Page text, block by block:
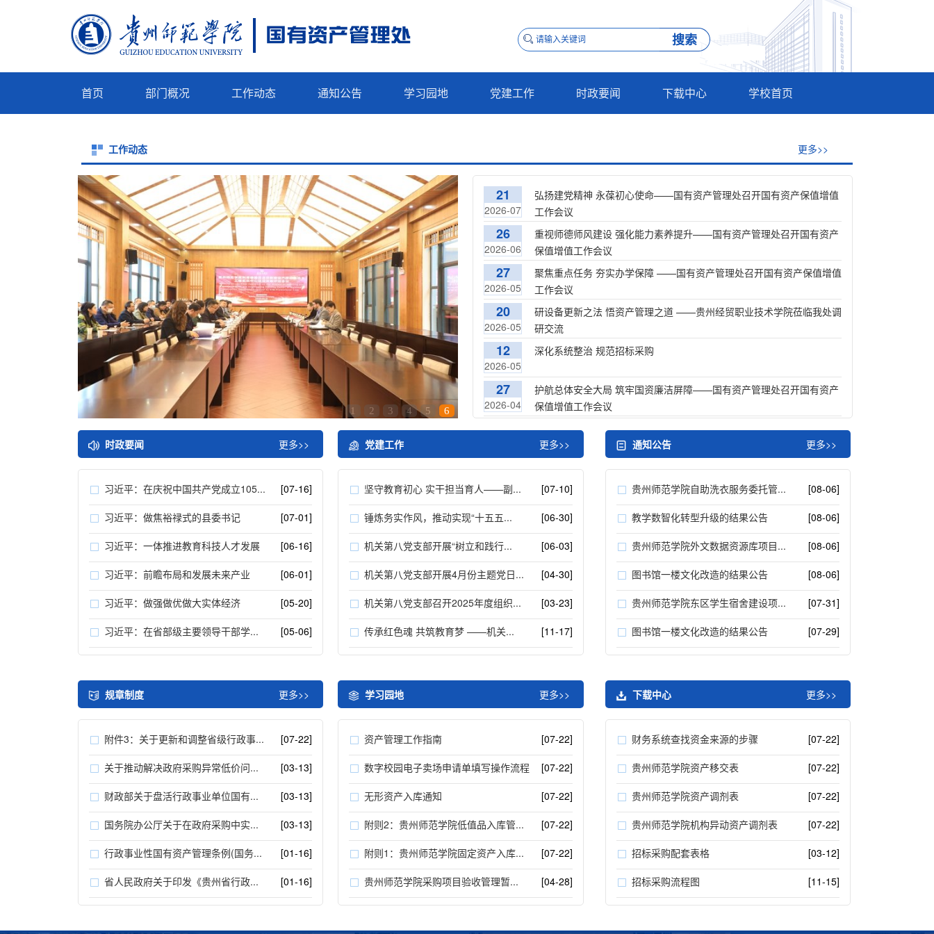
首页 部门概况 工作动态 通知公告 学习园地 党建工作 时政要闻 下载中心 学校首页
工作动态 更多>>
1 2 3 4 5 6
21
2026-07
弘扬建党精神 永葆初心使命——国有资产管理处召开国有资产保值增值
工作会议
26
2026-06
重视师德师风建设 强化能力素养提升——国有资产管理处召开国有资产
保值增值工作会议
27
2026-05
聚焦重点任务 夯实办学保障 ——国有资产管理处召开国有资产保值增值
工作会议
20
2026-05
研设备更新之法 悟资产管理之道 ——贵州经贸职业技术学院莅临我处调
研交流
12
2026-05
深化系统整治 规范招标采购
27
2026-04
护航总体安全大局 筑牢国资廉洁屏障——国有资产管理处召开国有资产
保值增值工作会议
时政要闻 更多>>
习近平：在庆祝中国共产党成立105... [07-16]
习近平：做焦裕禄式的县委书记 [07-01]
习近平：一体推进教育科技人才发展 [06-16]
习近平：前瞻布局和发展未来产业 [06-01]
习近平：做强做优做大实体经济 [05-20]
习近平：在省部级主要领导干部学... [05-06]
党建工作 更多>>
坚守教育初心 实干担当育人——副... [07-10]
锤炼务实作风，推动实现“十五五... [06-30]
机关第八党支部开展“树立和践行... [06-03]
机关第八党支部开展4月份主题党日... [04-30]
机关第八党支部召开2025年度组织... [03-23]
传承红色魂 共筑教育梦 ——机关... [11-17]
通知公告 更多>>
贵州师范学院自助洗衣服务委托管... [08-06]
教学数智化转型升级的结果公告 [08-06]
贵州师范学院外文数据资源库项目... [08-06]
图书馆一楼文化改造的结果公告 [08-06]
贵州师范学院东区学生宿舍建设项... [07-31]
图书馆一楼文化改造的结果公告 [07-29]
规章制度 更多>>
附件3：关于更新和调整省级行政事... [07-22]
关于推动解决政府采购异常低价问... [03-13]
财政部关于盘活行政事业单位国有... [03-13]
国务院办公厅关于在政府采购中实... [03-13]
行政事业性国有资产管理条例(国务... [01-16]
省人民政府关于印发《贵州省行政... [01-16]
学习园地 更多>>
资产管理工作指南 [07-22]
数字校园电子卖场申请单填写操作流程 [07-22]
无形资产入库通知 [07-22]
附则2：贵州师范学院低值品入库管... [07-22]
附则1：贵州师范学院固定资产入库... [07-22]
贵州师范学院采购项目验收管理暂... [04-28]
下载中心 更多>>
财务系统查找资金来源的步骤 [07-22]
贵州师范学院资产移交表 [07-22]
贵州师范学院资产调剂表 [07-22]
贵州师范学院机构异动资产调剂表 [07-22]
招标采购配套表格 [03-12]
招标采购流程图 [11-15]